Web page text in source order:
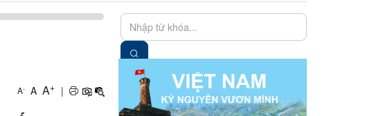
A- A A+ |